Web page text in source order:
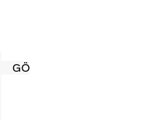
GÖRÜNÜMTV